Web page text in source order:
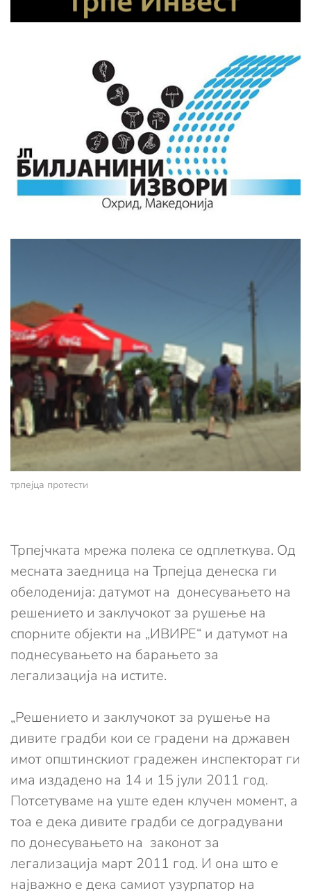
трпејца протести
Трпејчката мрежа полека се одплеткува. Од
месната заедница на Трпејца денеска ги
обелоденија: датумот на донесувањето на
решението и заклучокот за рушење на
спорните објекти на „ИВИРЕ“ и датумот на
поднесувањето на барањето за
легализација на истите.
„Решението и заклучокот за рушење на
дивите градби кои се градени на државен
имот општинскиот градежен инспекторат ги
има издадено на 14 и 15 јули 2011 год.
Потсетуваме на уште еден клучен момент, а
тоа е дека дивите градби се доградувани
по донесувањето на законот за
легализација март 2011 год. И она што е
најважно е дека самиот узурпатор на